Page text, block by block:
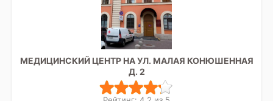
МЕДИЦИНСКИЙ ЦЕНТР НА УЛ. МАЛАЯ КОНЮШЕННАЯ
Д. 2